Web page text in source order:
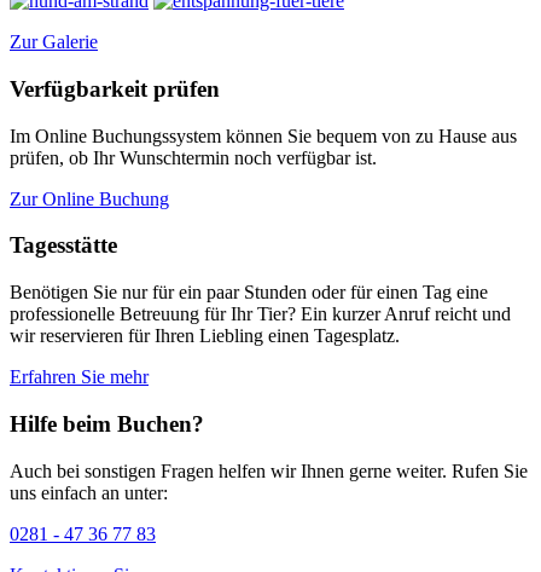
Zur Galerie
Verfügbarkeit prüfen
Im Online Buchungssystem können Sie bequem von zu Hause aus
prüfen, ob Ihr Wunschtermin noch verfügbar ist.
Zur Online Buchung
Tagesstätte
Benötigen Sie nur für ein paar Stunden oder für einen Tag eine
professionelle Betreuung für Ihr Tier? Ein kurzer Anruf reicht und
wir reservieren für Ihren Liebling einen Tagesplatz.
Erfahren Sie mehr
Hilfe beim Buchen?
Auch bei sonstigen Fragen helfen wir Ihnen gerne weiter. Rufen Sie
uns einfach an unter:
0281 - 47 36 77 83